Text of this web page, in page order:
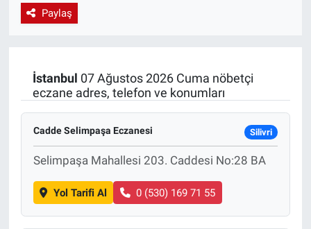
Paylaş
İstanbul 07 Ağustos 2026 Cuma nöbetçi
eczane adres, telefon ve konumları
Cadde Selimpaşa Eczanesi Silivri
Selimpaşa Mahallesi 203. Caddesi No:28 BA
Yol Tarifi Al 0 (530) 169 71 55
EndüstriST
Endüstri 4.0 Uygulamaları
Ağır Sanayi Çözümleri